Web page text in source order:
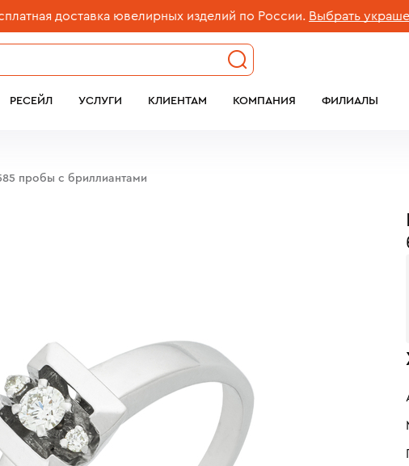
доставка ювелирных изделий по России. Выбрать украшение
РЕСЕЙЛ УСЛУГИ КЛИЕНТАМ КОМПАНИЯ ФИЛИАЛЫ
пробы c бриллиантами